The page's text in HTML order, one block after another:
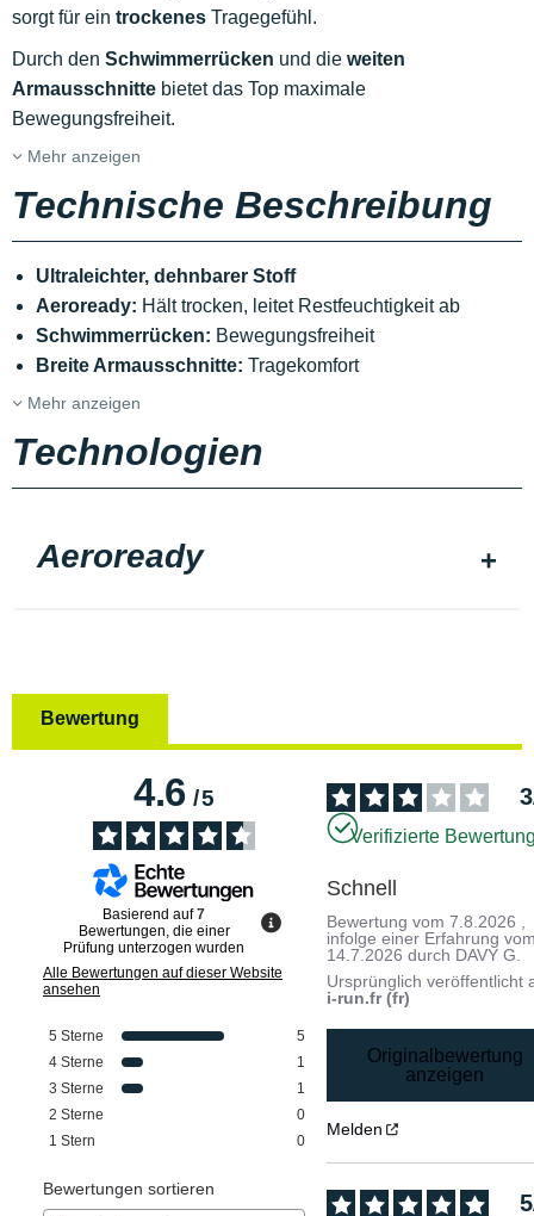
sorgt für ein trockenes Tragegefühl.
Durch den Schwimmerrücken und die weiten
Armausschnitte bietet das Top maximale
Bewegungsfreiheit.
Mehr anzeigen
Technische Beschreibung
Ultraleichter, dehnbarer Stoff
Aeroready: Hält trocken, leitet Restfeuchtigkeit ab
Schwimmerrücken: Bewegungsfreiheit
Breite Armausschnitte: Tragekomfort
Mehr anzeigen
Technologien
Aeroready
Bewertung
4.6/5
Basierend auf7
Bewertungen, die einer
Prüfung unterzogen wurden
Alle Bewertungen auf dieser Website
ansehen
5 Sterne
5
4 Sterne
1
3 Sterne
1
2 Sterne
0
1 Stern 0
Bewertungen sortieren
3
Verifizierte
Schnell
Bewertung vom7.8.2026
infolge einer Erfahrung
14.7.2026 durch DAVY G.
Ursprünglich veröffentlicht
i-run.fr (fr)
Originalbewertung
anzeigen
Melden
5